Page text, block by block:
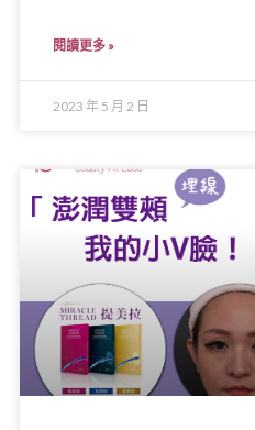
閱讀更多 »
2023 年 5 月 2 日